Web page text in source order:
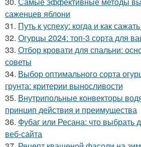
саженцев яблони
31. Путь к успеху: когда и как
32. Огурцы 2024: топ-3 сорта для
33. Отбор кровати для спальни:
советы
34. Выбор оптимального сорта
грунта: критерии выносливости
35. Внутрипольные конвекторы
принцип действия и преимущества
36. Фубаг или Ресана: что выбрать
веб-сайта